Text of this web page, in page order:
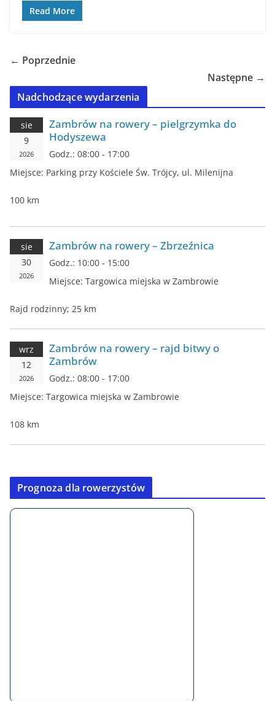
Read More
← Poprzednie
Następne →
Nadchodzące wydarzenia
sie
9
2026
Zambrów na rowery – pielgrzymka do
Hodyszewa
Godz.: 08:00 - 17:00
Miejsce: Parking przy Kościele Św. Trójcy, ul. Milenijna
100 km
sie
30
2026
Zambrów na rowery – Zbrzeźnica
Godz.: 10:00 - 15:00
Miejsce: Targowica miejska w Zambrowie
Rajd rodzinny; 25 km
wrz
12
2026
Zambrów na rowery – rajd bitwy o
Zambrów
Godz.: 08:00 - 17:00
Miejsce: Targowica miejska w Zambrowie
108 km
Prognoza dla rowerzystów